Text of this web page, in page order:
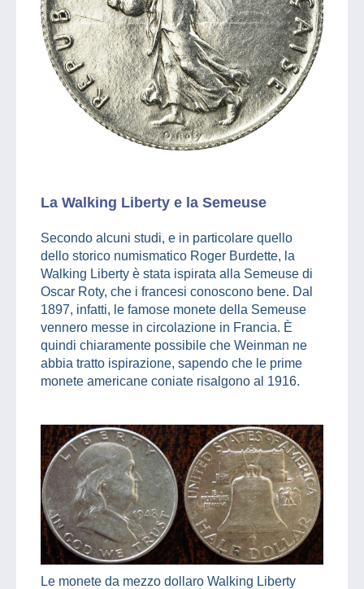
La Walking Liberty e la Semeuse
Secondo alcuni studi, e in particolare quello
dello storico numismatico Roger Burdette, la
Walking Liberty è stata ispirata alla Semeuse di
Oscar Roty, che i francesi conoscono bene. Dal
1897, infatti, le famose monete della Semeuse
vennero messe in circolazione in Francia. È
quindi chiaramente possibile che Weinman ne
abbia tratto ispirazione, sapendo che le prime
monete americane coniate risalgono al 1916.
Le monete da mezzo dollaro Walking Liberty